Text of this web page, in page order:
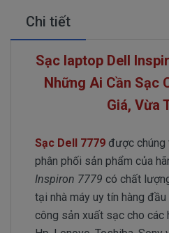
Chi tiết
Sạc laptop Dell
Những Ai Cần Sạc
Giá, Vừa
Sạc Dell 7779 được chúng
phân phối sản phẩm của
Inspiron 7779 có chất
tại nhà máy uy tín hàng
công sản xuất sạc cho các